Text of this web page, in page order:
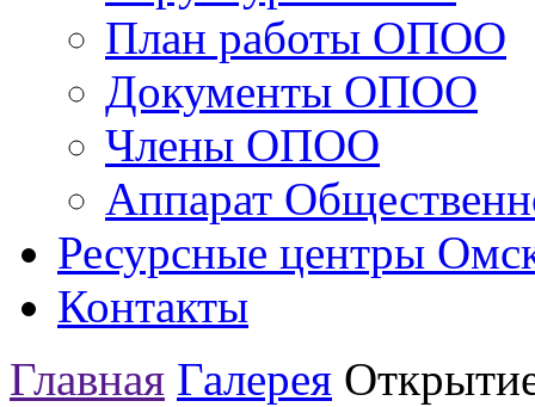
План работы ОПОО
Документы ОПОО
Члены ОПОО
Аппарат
Ресурсные центры
Контакты
Главная Галерея